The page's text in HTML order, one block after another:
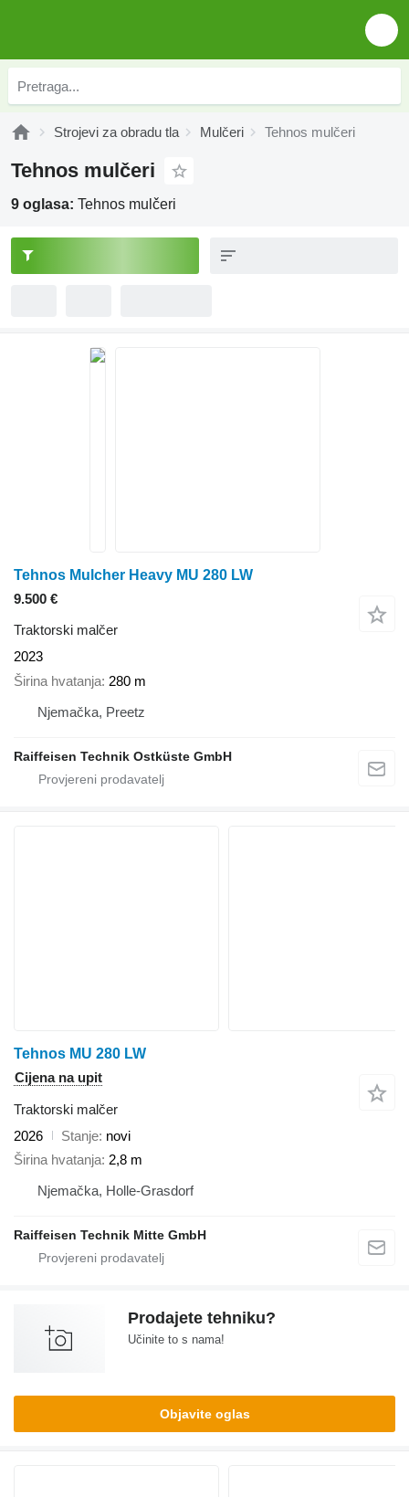
Strojevi za obradu tla Mulčeri Tehnos mulčeri
Tehnos mulčeri
9 oglasa: Tehnos mulčeri
Tehnos Mulcher Heavy MU 280 LW
9.500 €
Traktorski malčer
2023
Širina hvatanja 280 m
Njemačka, Preetz
Raiffeisen Technik Ostküste GmbH
Tehnos MU 280 LW
Cijena na upit
Traktorski malčer
2026
Stanje novi
Širina hvatanja 2,8 m
Njemačka, Holle-Grasdorf
Raiffeisen Technik Mitte GmbH
Prodajete tehniku?
Učinite to s nama!
Objavite oglas